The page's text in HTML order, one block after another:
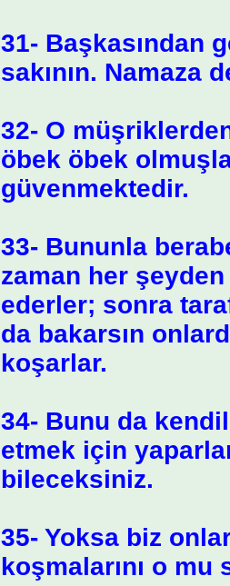
31- Başkasından
sakının. Namaza
32- O
öbek öbek
güvenmektedir.
33- Bununla
zaman her
ederler; sonra
da bakarsın
koşarlar.
34- Bunu da
etmek için
bileceksiniz.
35- Yoksa biz
koşmalarını o mu